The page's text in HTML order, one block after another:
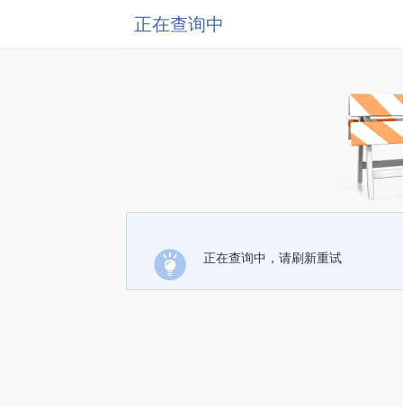
正在查询中
正在查询中，请刷新重试